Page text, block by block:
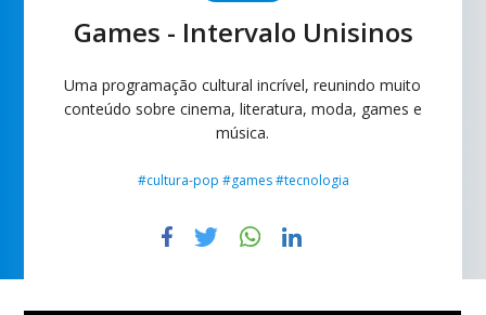
Games - Intervalo Unisinos
Uma programação cultural incrível, reunindo muito
conteúdo sobre cinema, literatura, moda, games e
música.
#cultura-pop #games #tecnologia